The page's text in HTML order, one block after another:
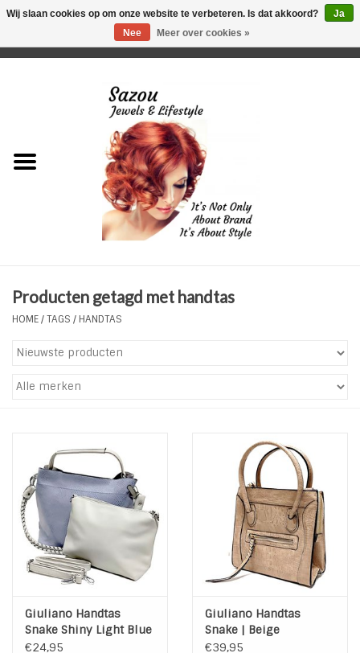
Just for Him
Plus Size Sieraden
Enkelbandjes
Tassen en meer
Zonnebrillen
Fashion
ON THE BEACH
Charmin*s
Producten getagd met handtas
HOME/TAGS / HANDTAS
Giuliano Handtas
Snake Shiny Light Blue
€24,95
Giuliano Handtas
Snake | Beige
€39,95
Wij slaan cookies op om onze website te verbeteren. Is dat akkoord?
Ja
Nee
Meer over cookies »